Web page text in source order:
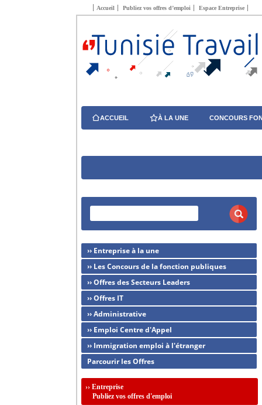
Accueil Publiez vos offres d’emploi Espace Entreprise
ACCUEIL À LA UNE CONCOURS
›› Entreprise à la une
›› Les Concours de la fonction publiques
›› Offres des Secteurs Leaders
›› Offres IT
›› Administrative
›› Emploi Centre d'Appel
›› Immigration emploi à l'étranger
Parcourir les Offres
›› Entreprise
Publiez vos offres d'emploi